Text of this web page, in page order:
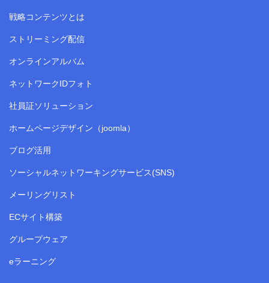
戦略コンテンツとは
ストリーミング配信
オンラインアルバム
ネットワークIDフォト
社員証ソリューション
ホームページデザイン（joomla）
ブログ活用
ソーシャルネットワーキングサービス(SNS)
メーリングリスト
ECサイト構築
グループウェア
eラーニング